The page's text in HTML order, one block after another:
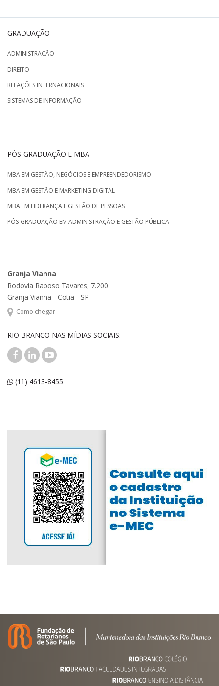
GRADUAÇÃO
ADMINISTRAÇÃO
DIREITO
RELAÇÕES INTERNACIONAIS
SISTEMAS DE INFORMAÇÃO
PÓS-GRADUAÇÃO E MBA
MBA EM GESTÃO, NEGÓCIOS E EMPREENDEDORISMO
MBA EM GESTÃO E MARKETING DIGITAL
MBA EM LIDERANÇA E GESTÃO DE PESSOAS
PÓS-GRADUAÇÃO EM ADMINISTRAÇÃO E GESTÃO PÚBLICA
Granja Vianna
Rodovia Raposo Tavares, 7.200
Granja Vianna - Cotia - SP
Como chegar
RIO BRANCO NAS MÍDIAS SOCIAIS:
(11) 4613-8455